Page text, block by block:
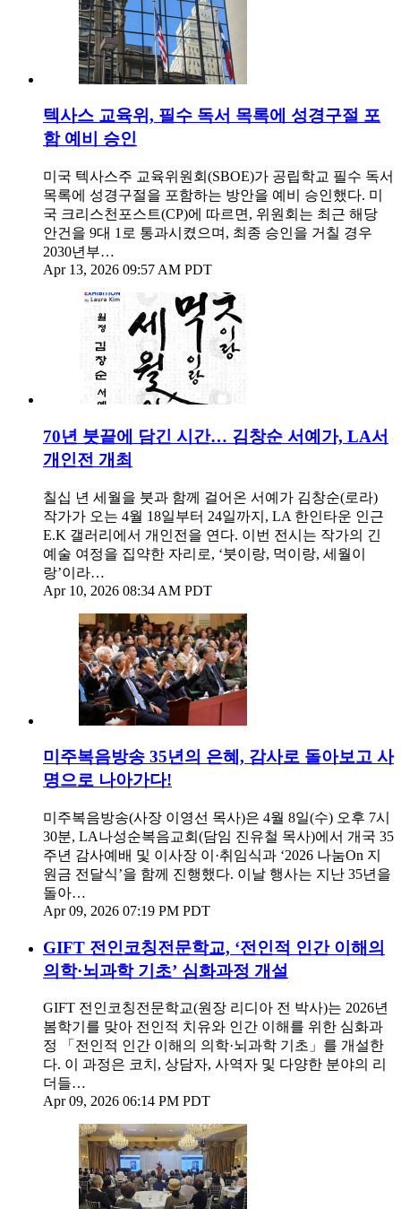
텍사스 교육위, 필수 독서 목록에 성경구절 포
함 예비 승인
미국 텍사스주 교육위원회(SBOE)가 공립학교 필수 독서
목록에 성경구절을 포함하는 방안을 예비 승인했다. 미
국 크리스천포스트(CP)에 따르면, 위원회는 최근 해당
안건을 9대 1로 통과시켰으며, 최종 승인을 거칠 경우
2030년부…
Apr 13, 2026 09:57 AM PDT
70년 붓끝에 담긴 시간… 김창순 서예가, LA서
개인전 개최
칠십 년 세월을 붓과 함께 걸어온 서예가 김창순(로라)
작가가 오는 4월 18일부터 24일까지, LA 한인타운 인근
E.K 갤러리에서 개인전을 연다. 이번 전시는 작가의 긴
예술 여정을 집약한 자리로, ‘붓이랑, 먹이랑, 세월이
랑’이라…
Apr 10, 2026 08:34 AM PDT
미주복음방송 35년의 은혜, 감사로 돌아보고 사
명으로 나아가다!
미주복음방송(사장 이영선 목사)은 4월 8일(수) 오후 7시
30분, LA나성순복음교회(담임 진유철 목사)에서 개국 35
주년 감사예배 및 이사장 이·취임식과 ‘2026 나눔On 지
원금 전달식’을 함께 진행했다. 이날 행사는 지난 35년을
돌아…
Apr 09, 2026 07:19 PM PDT
GIFT 전인코칭전문학교, ‘전인적 인간 이해의
의학·뇌과학 기초’ 심화과정 개설
GIFT 전인코칭전문학교(원장 리디아 전 박사)는 2026년
봄학기를 맞아 전인적 치유와 인간 이해를 위한 심화과
정 「전인적 인간 이해의 의학·뇌과학 기초」를 개설한
다. 이 과정은 코치, 상담자, 사역자 및 다양한 분야의 리
더들…
Apr 09, 2026 06:14 PM PDT